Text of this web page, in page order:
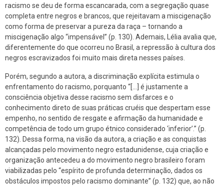
racismo se deu de forma escancarada, com a segregação quase
completa entre negros e brancos, que rejeitavam a miscigenação
como forma de preservar a pureza da raça – tornando a
miscigenação algo “impensável” (p. 130). Ademais, Lélia avalia que,
diferentemente do que ocorreu no Brasil, a repressão à cultura dos
negros escravizados foi muito mais direta nesses países.
Porém, segundo a autora, a discriminação explícita estimula o
enfrentamento do racismo, porquanto “[...] é justamente a
consciência objetiva desse racismo sem disfarces e o
conhecimento direto de suas práticas cruéis que despertam esse
empenho, no sentido de resgate e afirmação da humanidade e
competência de todo um grupo étnico considerado ‘inferior’.” (p.
132). Dessa forma, na visão da autora, a criação e as conquistas
alcançadas pelo movimento negro estadunidense, cuja criação e
organização antecedeu a do movimento negro brasileiro foram
viabilizadas pelo “espírito de profunda determinação, dados os
obstáculos impostos pelo racismo dominante” (p. 132) que, ao não